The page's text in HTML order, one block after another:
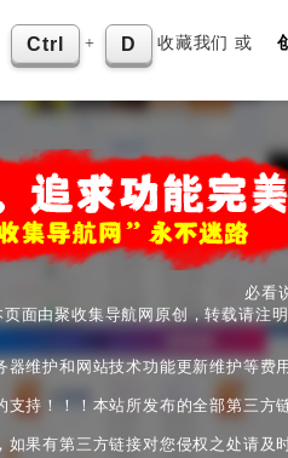
Ctrl + D 收藏我们 或
必看
面由聚收集导航网原创，转载请注明
器维护和网站技术功能更新维护等
支持！！！本站所发布的全部第三
如果有第三方链接对您侵权之处请及